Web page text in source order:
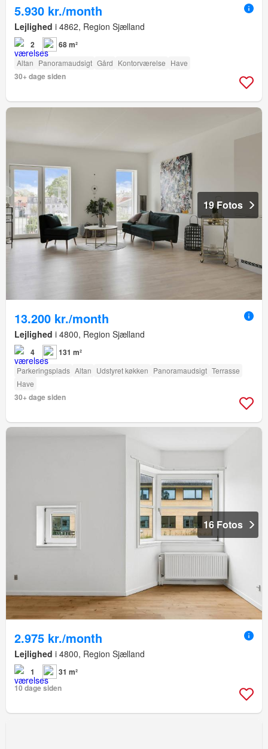
5.930 kr./month
Lejlighed i 4862, Region Sjælland
2 68 m²
Altan Panoramaudsigt Gård Kontorværelse Have
30+ dage siden
19 Fotos
13.200 kr./month
Lejlighed i 4800, Region Sjælland
4 131 m²
Parkeringsplads Altan Udstyret køkken Panoramaudsigt Terrasse
Have
30+ dage siden
16 Fotos
2.975 kr./month
Lejlighed i 4800, Region Sjælland
1
31 m²
10 dage siden